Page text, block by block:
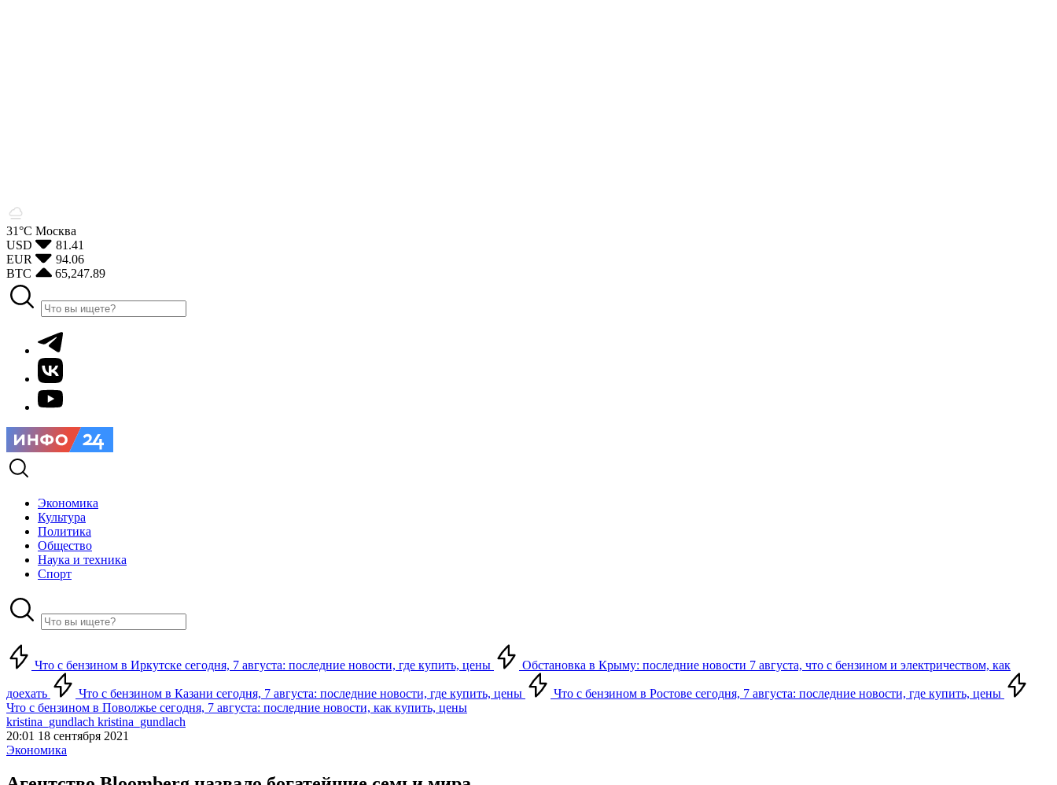
31°С Москва
USD
81.41
EUR
94.06
BTC
65,247.89
Экономика
Культура
Политика
Общество
Наука и техника
Спорт
Что с бензином в Иркутске сегодня, 7 августа: последние новости, где купить, цены Обстановка в Крыму: последние новости 7 августа, что с бензином и электричеством, как
доехать Что с бензином в Казани сегодня, 7 августа: последние новости, где купить, цены
Что с бензином в Ростове сегодня, 7 августа: последние новости, где купить, цены
Что с бензином в Поволжье сегодня, 7 августа: последние новости, как купить, цены
kristina_gundlach kristina_gundlach
20:01 18 сентября 2021
Экономика